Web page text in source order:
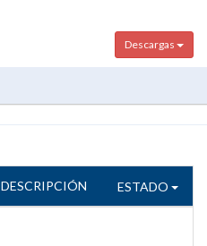
Descargas
DESCRIPCIÓN ESTADO